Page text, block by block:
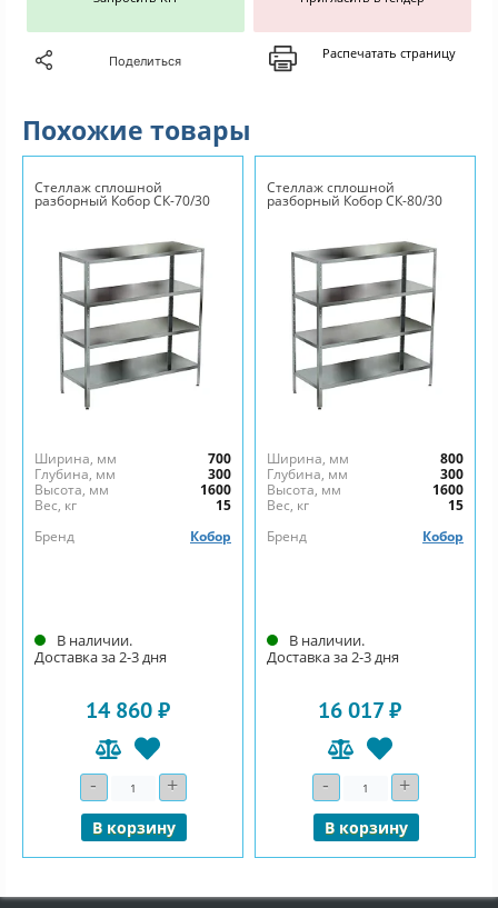
Поделиться Распечатать страницу
Похожие товары
Стеллаж сплошной
разборный Кобор СК-70/30
Ширина, мм
700
Глубина, мм
300
Высота, мм
1600
Вес, кг
15
Бренд
Кобор
В наличии.
Доставка за 2-3 дня
14 860 ₽
- Количество+
В корзину
Стеллаж сплошной
разборный Кобор СК-80/30
Ширина, мм
800
Глубина, мм
300
Высота, мм
1600
Вес, кг
15
Бренд
Кобор
В наличии.
Доставка за 2-3 дня
16 017 ₽
- Количество+
В корзину